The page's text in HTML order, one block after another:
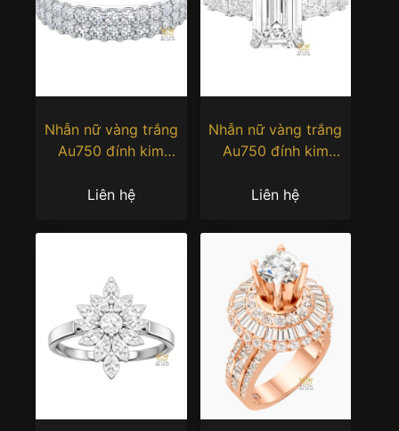
Nhẫn nữ vàng trắng
Au750 đính kim
Liên hệ
Nhẫn nữ vàng trắng
Au750 đính kim
Liên hệ